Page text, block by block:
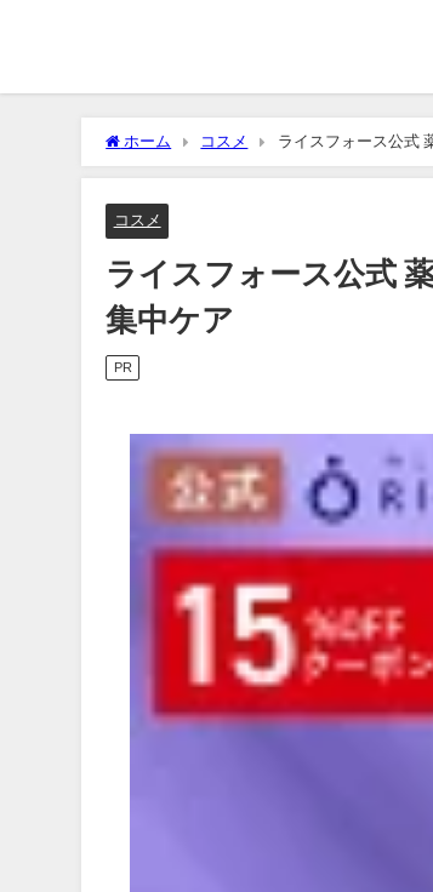
ホーム コスメ ライスフォース公式
コスメ
ライスフォース公式
集中ケア
PR